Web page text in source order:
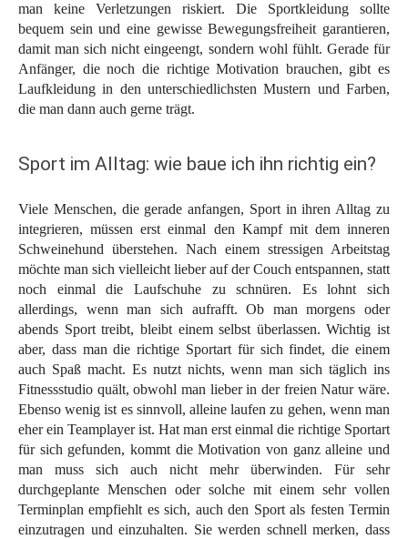
man keine Verletzungen riskiert. Die Sportkleidung sollte
bequem sein und eine gewisse Bewegungsfreiheit garantieren,
damit man sich nicht eingeengt, sondern wohl fühlt. Gerade für
Anfänger, die noch die richtige Motivation brauchen, gibt es
Laufkleidung in den unterschiedlichsten Mustern und Farben,
die man dann auch gerne trägt.
Sport im Alltag: wie baue ich ihn richtig ein?
Viele Menschen, die gerade anfangen, Sport in ihren Alltag zu
integrieren, müssen erst einmal den Kampf mit dem inneren
Schweinehund überstehen. Nach einem stressigen Arbeitstag
möchte man sich vielleicht lieber auf der Couch entspannen, statt
noch einmal die Laufschuhe zu schnüren. Es lohnt sich
allerdings, wenn man sich aufrafft. Ob man morgens oder
abends Sport treibt, bleibt einem selbst überlassen. Wichtig ist
aber, dass man die richtige Sportart für sich findet, die einem
auch Spaß macht. Es nutzt nichts, wenn man sich täglich ins
Fitnessstudio quält, obwohl man lieber in der freien Natur wäre.
Ebenso wenig ist es sinnvoll, alleine laufen zu gehen, wenn man
eher ein Teamplayer ist. Hat man erst einmal die richtige Sportart
für sich gefunden, kommt die Motivation von ganz alleine und
man muss sich auch nicht mehr überwinden. Für sehr
durchgeplante Menschen oder solche mit einem sehr vollen
Terminplan empfiehlt es sich, auch den Sport als festen Termin
einzutragen und einzuhalten. Sie werden schnell merken, dass